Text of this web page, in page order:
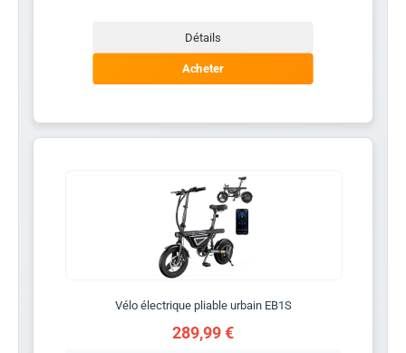
Détails
Acheter
Vélo électrique pliable urbain EB1S
289,99 €